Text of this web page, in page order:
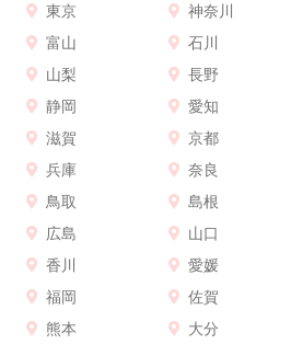
東京
神奈川
富山
石川
山梨
長野
静岡
愛知
滋賀
京都
兵庫
奈良
鳥取
島根
広島
山口
香川
愛媛
福岡
佐賀
熊本
大分